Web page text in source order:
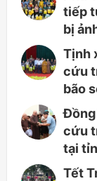
tiếp
bị
Tịnh
cứu
bão
Đồng
cứu
tại
Tết